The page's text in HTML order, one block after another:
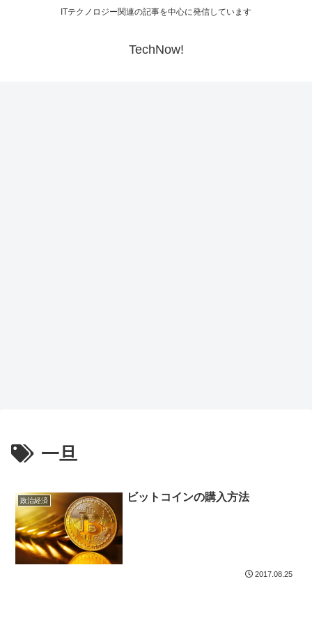
ITテクノロジー関連の記事を中心に発信しています
TechNow!
一旦
政治経済 ビットコインの購入方法
2017.08.25